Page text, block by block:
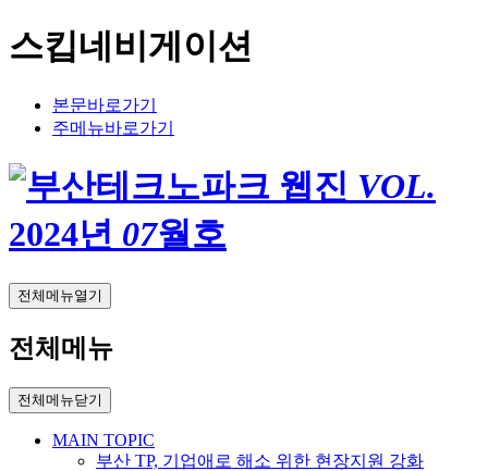
스킵네비게이션
본문바로가기
주메뉴바로가기
VOL.
2024년 07월호
전체메뉴열기
전체메뉴
전체메뉴닫기
MAIN TOPIC
부산 TP, 기업애로 해소 위한 현장지원 강화